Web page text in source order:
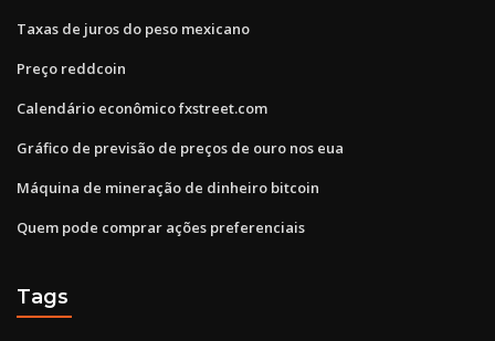
Taxas de juros do peso mexicano
Preço reddcoin
Calendário econômico fxstreet.com
Gráfico de previsão de preços de ouro nos eua
Máquina de mineração de dinheiro bitcoin
Quem pode comprar ações preferenciais
Tags